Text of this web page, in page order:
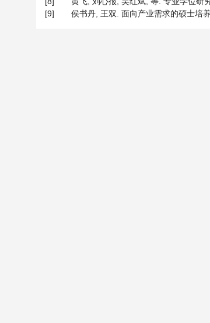
[9]
侯书丹, 王双. 面向产业需求的硕士培